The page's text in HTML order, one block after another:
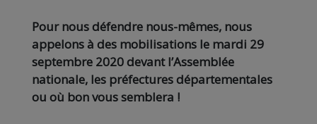
Pour nous défendre nous-mêmes, nous
appelons à des mobilisations le mardi 29
septembre 2020 devant l’Assemblée
nationale, les préfectures départementales
ou où bon vous semblera !